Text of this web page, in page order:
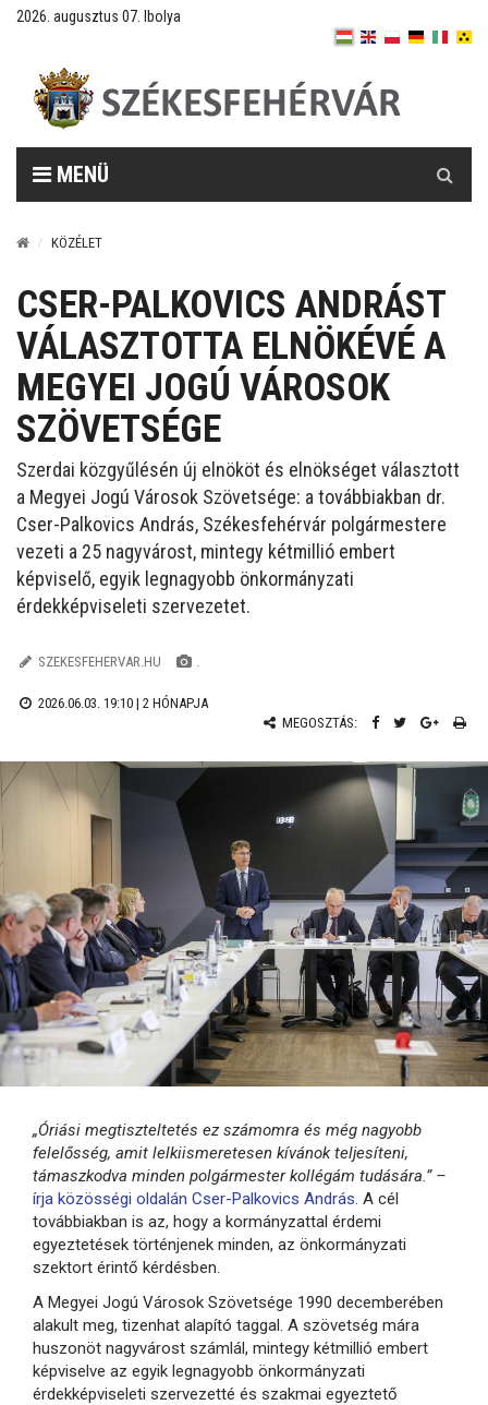
2026. augusztus 07. Ibolya
MENÜ
KÖZÉLET
CSER-PALKOVICS ANDRÁST
VÁLASZTOTTA ELNÖKÉVÉ A
MEGYEI JOGÚ VÁROSOK
SZÖVETSÉGE
Szerdai közgyűlésén új elnököt és elnökséget választott
a Megyei Jogú Városok Szövetsége: a továbbiakban dr.
Cser-Palkovics András, Székesfehérvár polgármestere
vezeti a 25 nagyvárost, mintegy kétmillió embert
képviselő, egyik legnagyobb önkormányzati
érdekképviseleti szervezetet.
SZEKESFEHERVAR.HU .
2026.06.03. 19:10 | 2 HÓNAPJA
MEGOSZTÁS:
„Óriási megtiszteltetés ez számomra és még nagyobb
felelősség, amit lelkiismeretesen kívánok teljesíteni,
támaszkodva minden polgármester kollégám tudására.” –
írja közösségi oldalán Cser-Palkovics András. A cél
továbbiakban is az, hogy a kormányzattal érdemi
egyeztetések történjenek minden, az önkormányzati
szektort érintő kérdésben.
A Megyei Jogú Városok Szövetsége 1990 decemberében
alakult meg, tizenhat alapító taggal. A szövetség mára
huszonöt nagyvárost számlál, mintegy kétmillió embert
képviselve az egyik legnagyobb önkormányzati
érdekképviseleti szervezetté és szakmai egyeztető